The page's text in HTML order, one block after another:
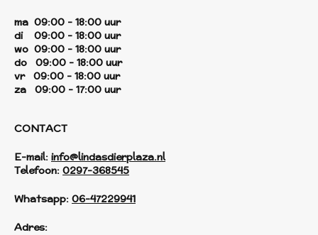
ma 09:00 - 18:00 uur
di 09:00 - 18:00 uur
wo 09:00 - 18:00 uur
do 09:00 - 18:00 uur
vr 09:00 - 18:00 uur
za 09:00 - 17:00 uur
CONTACT
E-mail: info@lindasdierplaza.nl
Telefoon: 0297-368545
Whatsapp: 06-47229941
Adres: